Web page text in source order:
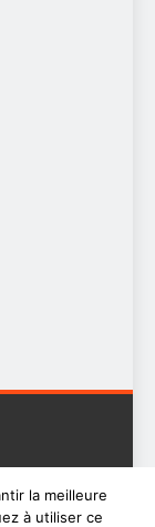
la meilleure
à utiliser ce